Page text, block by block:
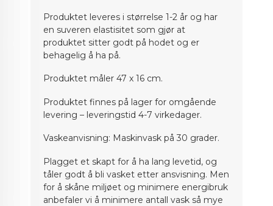
Produktet leveres i størrelse 1-2 år og har
en suveren elastisitet som gjør at
produktet sitter godt på hodet og er
behagelig å ha på.
Produktet måler 47 x 16 cm.
Produktet finnes på lager for omgående
levering – leveringstid 4-7 virkedager.
Vaskeanvisning: Maskinvask på 30 grader.
Plagget et skapt for å ha lang levetid, og
tåler godt å bli vasket etter ansvisning. Men
for å skåne miljøet og minimere energibruk
anbefaler vi å minimere antall vask så mye